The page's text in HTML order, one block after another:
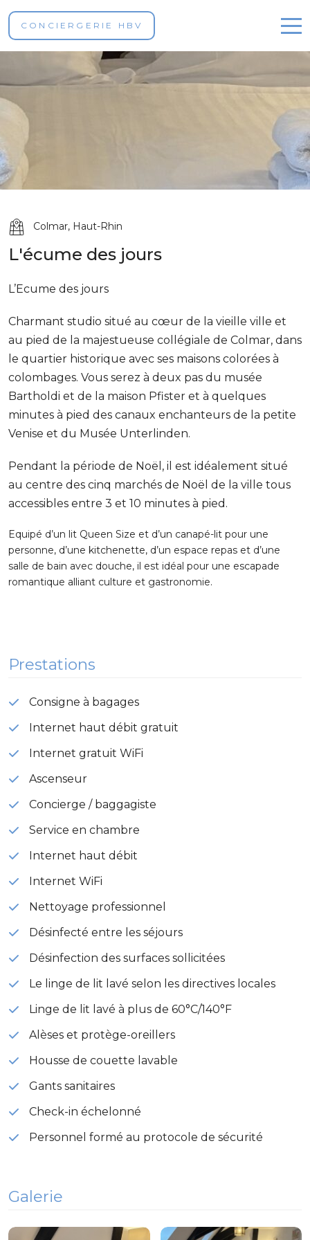
CONCIERGERIE HBV
Nos propriétés
Réservez en ligne
FrenchColmar, Haut-Rhin
L'écume des jours
L’Ecume des jours
Charmant studio situé au cœur de la vieille ville et
au pied de la majestueuse collégiale de Colmar, dans
le quartier historique avec ses maisons colorées à
colombages. Vous serez à deux pas du musée
Bartholdi et de la maison Pfister et à quelques
minutes à pied des canaux enchanteurs de la petite
Venise et du Musée Unterlinden.
Pendant la période de Noël, il est idéalement situé
au centre des cinq marchés de Noël de la ville tous
accessibles entre 3 et 10 minutes à pied.
Equipé d’un lit Queen Size et d’un canapé-lit pour une
personne, d’une kitchenette, d’un espace repas et d’une
salle de bain avec douche, il est idéal pour une escapade
romantique alliant culture et gastronomie.
Prestations
Consigne à bagages
Internet haut débit gratuit
Internet gratuit WiFi
Ascenseur
Concierge / baggagiste
Service en chambre
Internet haut débit
Internet WiFi
Nettoyage professionnel
Désinfecté entre les séjours
Désinfection des surfaces sollicitées
Le linge de lit lavé selon les directives locales
Linge de lit lavé à plus de 60°C/140°F
Alèses et protège-oreillers
Housse de couette lavable
Gants sanitaires
Check-in échelonné
Personnel formé au protocole de sécurité
Galerie